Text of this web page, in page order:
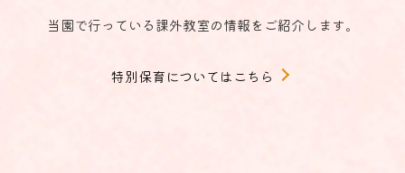
当園で行っている課外教室の情報をご紹介します。
特別保育についてはこちら